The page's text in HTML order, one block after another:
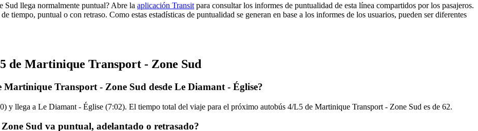
Sud llega normalmente puntual? Abre la aplicación Transit para consultar los informes de puntualidad de esta línea compartidos por los pasajeros.
tiempo, puntual o con retraso. Como estas estadísticas de puntualidad se generan en base a los informes de los usuarios, pueden ser diferentes
de Martinique Transport - Zone Sud
Transport - Zone Sud desde Le Diamant - Église?
y llega a Le Diamant - Église (7:02). El tiempo total del viaje para el próximo autobús 4/L5 de Martinique Transport - Zone Sud es de 62.
Sud va puntual, adelantado o retrasado?